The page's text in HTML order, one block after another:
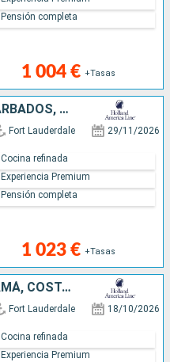
1 004 € +Tasas
Pensión completa
SAN MARTÍN, MARTINICA, BARBADOS, TRINIDAD Y TOBAGO, SANTA LUCIA, ANTIGUA Y BARBUDA, ESTADOS UNIDOS
Fort Lauderdale 29/11/2026
1 023 € +Tasas
Cocina refinada
Experiencia Premium
Pensión completa
BAHAMAS, COLOMBIA, PANAMÁ, COSTA RICA, ISLAS CAIMÁN, ESTADOS UNIDOS, REPÚBLICA DOMINICANA, ARUBA
Fort Lauderdale 18/10/2026
Cocina refinada
Experiencia Premium